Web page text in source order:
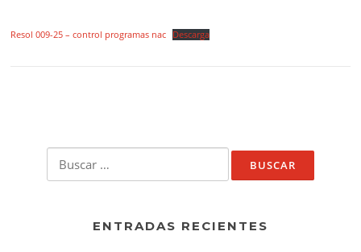
Resol 009-25 – control programas nac Descarga
ENTRADAS RECIENTES